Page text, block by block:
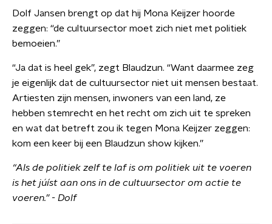
Dolf Jansen brengt op dat hij Mona Keijzer hoorde
zeggen: “de cultuursector moet zich niet met politiek
bemoeien.”
“Ja dat is heel gek”, zegt Blaudzun. “Want daarmee zeg
je eigenlijk dat de cultuursector niet uit mensen bestaat.
Artiesten zijn mensen, inwoners van een land, ze
hebben stemrecht en het recht om zich uit te spreken
en wat dat betreft zou ik tegen Mona Keijzer zeggen:
kom een keer bij een Blaudzun show kijken.”
“Als de politiek zelf te laf is om politiek uit te voeren
is het júíst aan ons in de cultuursector om actie te
voeren.” - Dolf